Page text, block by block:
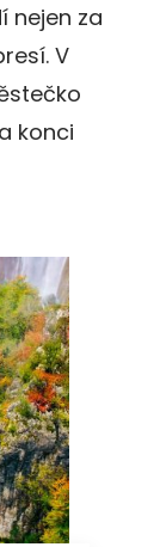
nejen za
V
konci